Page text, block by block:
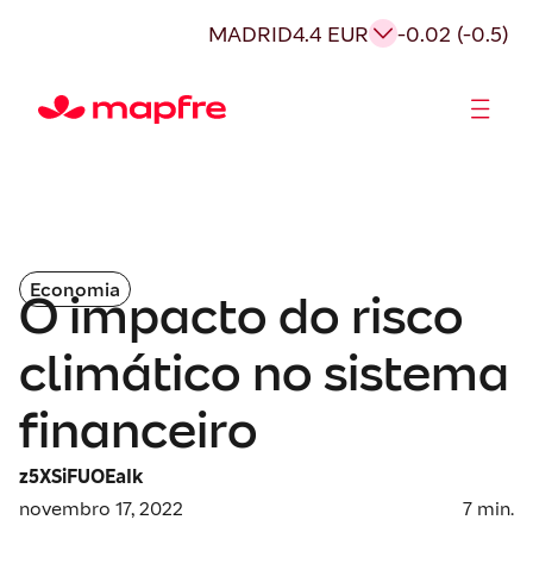
MADRID4.4 EUR -0.02 (-0.5)
Economia
O impacto do risco
climático no sistema
financeiro
z5XSiFUOEaIk
novembro 17, 2022
7 min.